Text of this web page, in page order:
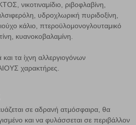
νικοτιναμίδιο, ριβοφλαβίνη,
υδροχλωρική πυριδοξίνη,
κάλιο, πτεροϋλομονογλουταμικό
κυανοκοβαλαμίνη.
τα ίχνη αλλεργιογόνων
χαρακτήρες.
σε αδρανή ατμόσφαιρα, θα
και να φυλάσσεται σε περιβάλλον